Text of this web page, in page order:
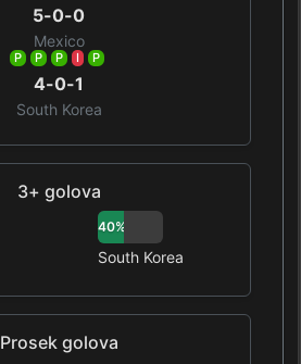
5-0-0
Mexico
P P P I P
4-0-1
South Korea
3+ golova
40%
South Korea
Prosek golova